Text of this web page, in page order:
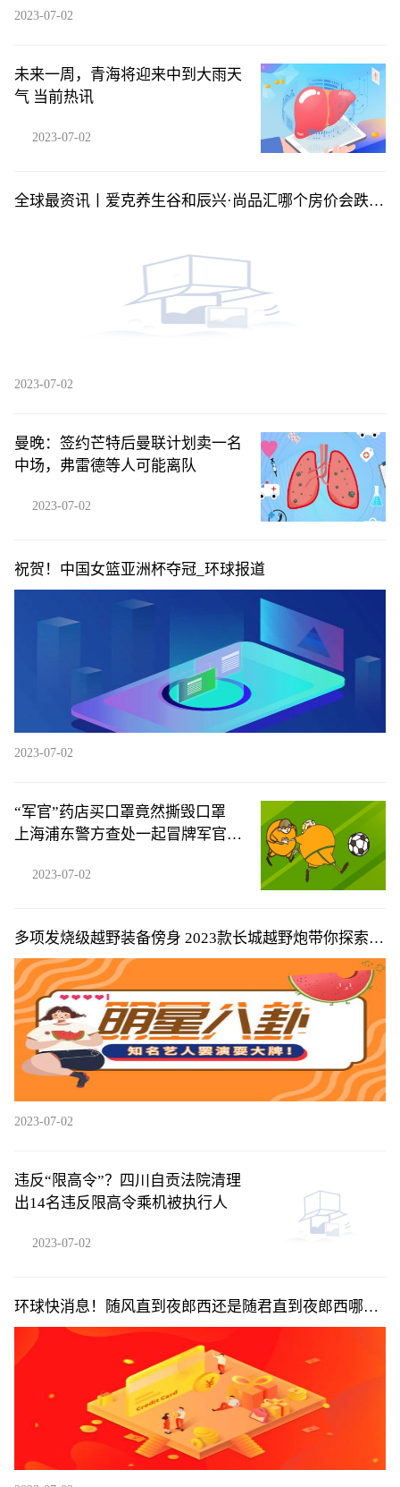
2023-07-02
未来一周，青海将迎来中到大雨天
气 当前热讯
2023-07-02
全球最资讯丨爱克养生谷和辰兴·尚品汇哪个房价会跌？
2023-07-02
曼晚：签约芒特后曼联计划卖一名
中场，弗雷德等人可能离队
2023-07-02
祝贺！中国女篮亚洲杯夺冠_环球报道
2023-07-02
“军官”药店买口罩竟然撕毁口罩
上海浦东警方查处一起冒牌军官案
2023-07-02
多项发烧级越野装备傍身 2023款长城越野炮带你探索超
燃夏日越野旅程
2023-07-02
违反“限高令”？四川自贡法院清理
出14名违反限高令乘机被执行人
2023-07-02
环球快消息！随风直到夜郎西还是随君直到夜郎西哪个
更好_随风直到夜郎西还是随君直到夜郎西